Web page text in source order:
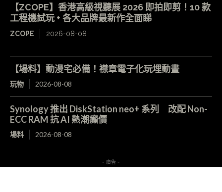
【ZCOPE】香港高級視聽展 2026 即拍即剪！10 款
工程機試玩 + 各大品牌最新作全面睇
ZCOPE 2026-08-08
【場料】動漫宅必備！襟章電子化玩埋動畫
玩物 2026-08-08
Synology 推出 DiskStation neo+ 系列 改配 Non-
ECC RAM 抗 AI 熱潮癲價
場料 2026-08-08
- 廣告 -